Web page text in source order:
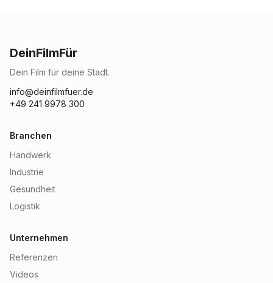
DeinFilmFür
Dein Film für deine Stadt.
info@deinfilmfuer.de
+49 241 9978 300
Branchen
Handwerk
Industrie
Gesundheit
Logistik
Unternehmen
Referenzen
Videos